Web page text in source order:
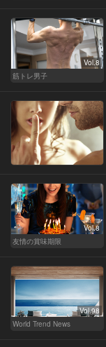
Vol.8
筋トレ男子
Vol.8
友情の賞味期限
Vol.98
World Trend News